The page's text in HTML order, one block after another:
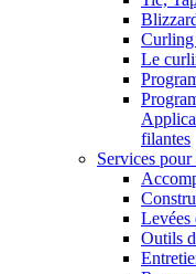
Curling
Le
filantes
Services pour
Levées
Outils